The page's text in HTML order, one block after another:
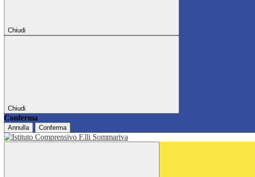
Chiudi
Chiudi
Conferma
Annulla Conferma